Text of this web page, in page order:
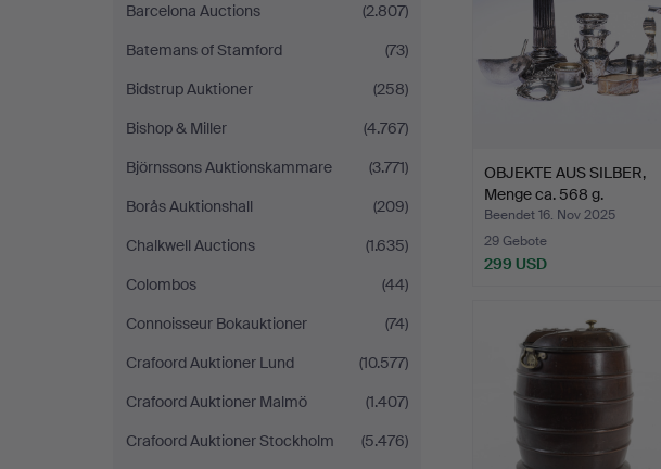
Barcelona Auctions
(2.807)
Batemans of Stamford
(73)
Bidstrup Auktioner
(258)
Bishop & Miller
(4.767)
Björnssons Auktionskammare
(3.771)
Borås Auktionshall
(209)
Chalkwell Auctions
(1.635)
Colombos
(44)
Connoisseur Bokauktioner
(74)
Crafoord Auktioner Lund
(10.577)
Crafoord Auktioner Malmö
(1.407)
Crafoord Auktioner Stockholm
(5.476)
OBJEKTE AUS SILBER,
Menge ca. 568 g.
Beendet 16. Nov 2025
29 Gebote
299 USD